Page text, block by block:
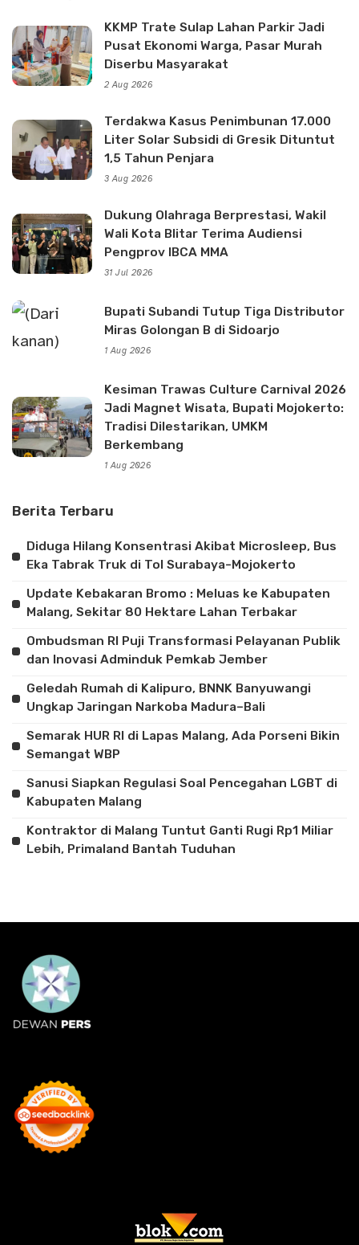
KKMP Trate Sulap Lahan Parkir Jadi
Pusat Ekonomi Warga, Pasar Murah
Diserbu Masyarakat
2 Aug 2026
Terdakwa Kasus Penimbunan 17.000
Liter Solar Subsidi di Gresik Dituntut
1,5 Tahun Penjara
3 Aug 2026
Dukung Olahraga Berprestasi, Wakil
Wali Kota Blitar Terima Audiensi
Pengprov IBCA MMA
31 Jul 2026
Bupati Subandi Tutup Tiga Distributor
Miras Golongan B di Sidoarjo
1 Aug 2026
Kesiman Trawas Culture Carnival 2026
Jadi Magnet Wisata, Bupati Mojokerto:
Tradisi Dilestarikan, UMKM
Berkembang
1 Aug 2026
Berita Terbaru
Diduga Hilang Konsentrasi Akibat Microsleep, Bus
Eka Tabrak Truk di Tol Surabaya-Mojokerto
Update Kebakaran Bromo : Meluas ke Kabupaten
Malang, Sekitar 80 Hektare Lahan Terbakar
Ombudsman RI Puji Transformasi Pelayanan Publik
dan Inovasi Adminduk Pemkab Jember
Geledah Rumah di Kalipuro, BNNK Banyuwangi
Ungkap Jaringan Narkoba Madura–Bali
Semarak HUR RI di Lapas Malang, Ada Porseni Bikin
Semangat WBP
Sanusi Siapkan Regulasi Soal Pencegahan LGBT di
Kabupaten Malang
Kontraktor di Malang Tuntut Ganti Rugi Rp1 Miliar
Lebih, Primaland Bantah Tuduhan